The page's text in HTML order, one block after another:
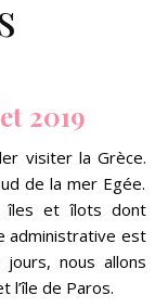
2019
visiter la Grèce.
de la mer Egée.
îles et îlots dont
administrative est
jours, nous allons
l’île de Paros.